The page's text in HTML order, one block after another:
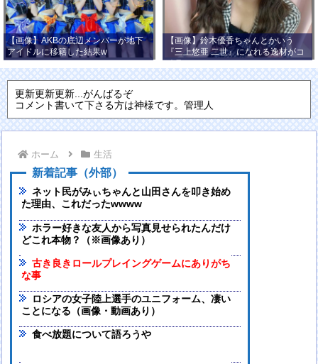
【画像】AKBの底辺メンバーが地下
アイドルに移籍した結果w
【画像】鈴木優香ちゃんとかいう
『三上悠亜 二世』になれる逸材がコ
チラ
更新更新更新...がんばるぞ
コメント書いて下さる方は神様です。管理人
ホーム 生活
新着記事（外部）
ネット民がみぃちゃんと山田さんを叩き始め
た理由、これだったwwww
ホラー好きな友人から写真見せられたんだけ
どこれ本物？（※画像あり）
古き良きロールプレイングゲームにありがち
な事
ロシアの女子陸上選手のユニフォーム、凄い
ことになる（画像・動画あり）
食べ放題について語ろうや